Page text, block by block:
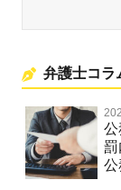
弁護士コラ
公
罰
公